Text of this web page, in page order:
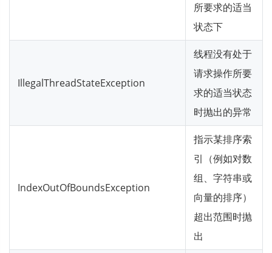
所要求的适当
状态下
IllegalThreadStateException
线程没有处于
请求操作所要
求的适当状态
时抛出的异常
IndexOutOfBoundsException
指示某排序索
引（例如对数
组、字符串或
向量的排序）
超出范围时抛
出